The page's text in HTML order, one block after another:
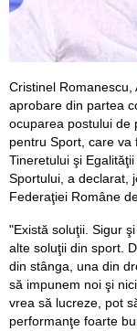
Cristinel
aprobare din partea
ocuparea postului de
pentru Sport, care va
Tineretului şi
Sportului, a declarat,
Federaţiei Române
"Există soluţii. Sigur
alte soluţii din sport.
din stânga, una din
să impunem noi şi
vrea să lucreze, pot
performanţe foarte